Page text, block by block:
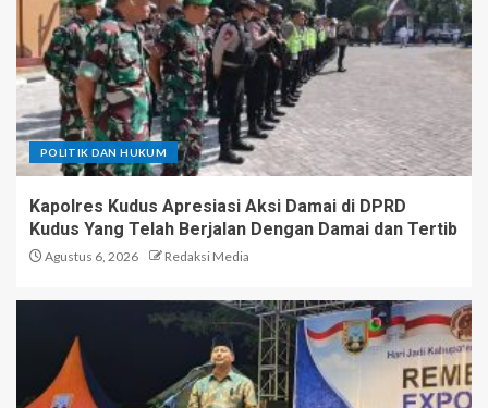
POLITIK DAN HUKUM
Kapolres Kudus Apresiasi Aksi Damai di DPRD
Kudus Yang Telah Berjalan Dengan Damai dan Tertib
Agustus 6, 2026 Redaksi Media